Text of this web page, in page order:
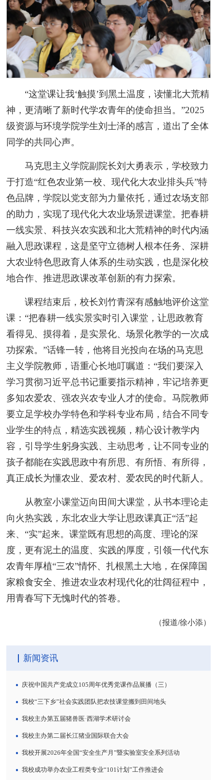
“这堂课让我‘触摸’到黑土温度，读懂北大荒精
神，更清晰了新时代学农青年的使命担当。”2025
级资源与环境学院学生刘士泽的感言，道出了全体
同学的共同心声。
马克思主义学院副院长刘大勇表示，学校致力
于打造“红色农业第一校、现代化大农业排头兵”特
色品牌，学院以党支部为力量依托，通过农场支部
的助力，实现了现代化大农业场景进课堂。把春耕
一线实景、科技兴农实践和北大荒精神的时代内涵
融入思政课程，这是坚守立德树人根本任务、深耕
大农业特色思政育人体系的生动实践，也是深化校
地合作、推进思政课改革创新的有力探索。
课程结束后，校长刘竹青深有感触地评价这堂
课：“把春耕一线实景实时引入课堂，让思政教育
看得见、摸得着，是实景化、场景化教学的一次成
功探索。”话锋一转，他将目光投向在场的马克思
主义学院教师，语重心长地叮嘱道：“我们要深入
学习贯彻习近平总书记重要指示精神，牢记培养更
多知农爱农、强农兴农专业人才的使命。马院教师
要立足学校办学特色和学科专业布局，结合不同专
业学生的特点，精选实践视频，精心设计教学内
容，引导学生躬身实践、主动思考，让不同专业的
孩子都能在实践思政中有所思、有所悟、有所得，
真正成长为懂农业、爱农村、爱农民的时代新人。
从教室小课堂迈向田间大课堂，从书本理论走
向火热实践，东北农业大学让思政课真正“活”起
来、“实”起来。课堂既有思想的高度、理论的深
度，更有泥土的温度、实践的厚度，引领一代代东
农青年厚植“三农”情怀、扎根黑土大地，在保障国
家粮食安全、推进农业农村现代化的壮阔征程中，
用青春写下无愧时代的答卷。
（报道/徐小添）
新闻资讯
庆祝中国共产党成立105周年优秀党课作品展播（三）
我校“三下乡”社会实践团队把农技课堂搬到田间地头
我校主办第五届猪兽医·西湖学术研讨会
我校主办第二届长江猪业国际联合大会
我校开展2026年全国“安全生产月”暨实验室安全系列活动
我校成功举办农业工程类专业“101计划”工作推进会